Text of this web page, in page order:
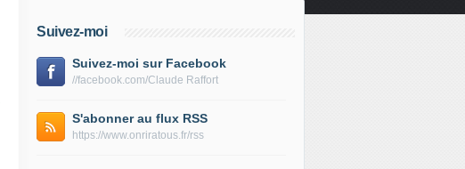
Suivez-moi
Suivez-moi sur Facebook
//facebook.com/Claude Raffort
S'abonner au flux RSS
https://www.onriratous.fr/rss